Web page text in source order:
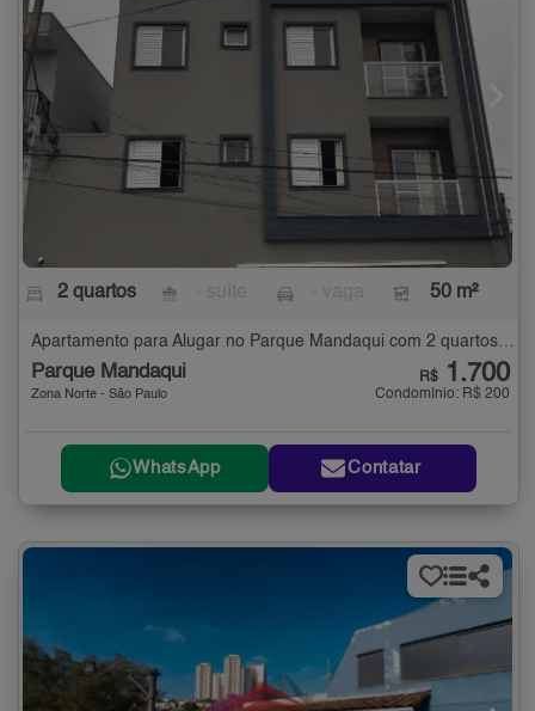
2 quartos 50 m²
Parque Mandaqui
Zona Norte - São Paulo
R$ 1.700
Condomínio: R$ 200
WhatsApp Contatar